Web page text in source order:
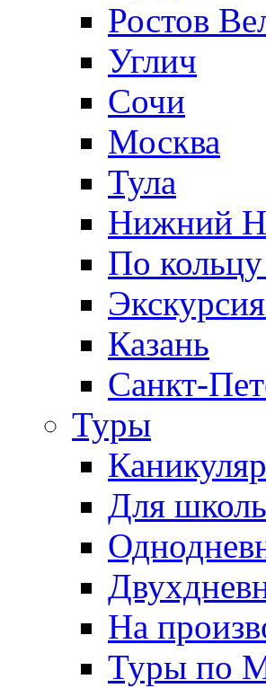
Ростов
Углич
Сочи
Москва
Тула
Нижний
По
Казань
Санкт-
Туры
Для
На
Туры по